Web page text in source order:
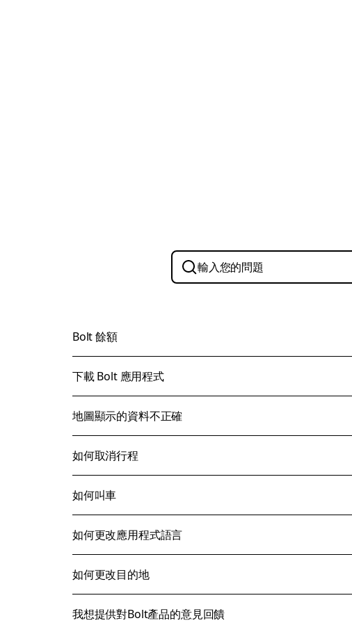
Bolt 餘額
下載 Bolt 應用程式
地圖顯示的資料不正確
如何取消行程
如何叫車
如何更改應用程式語言
如何更改目的地
我想提供對Bolt產品的意見回饋